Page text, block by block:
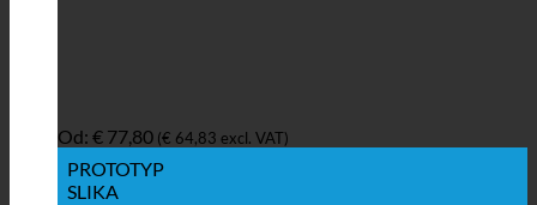
Od: € 77,80 (€ 64,83 excl. VAT)
PROTOTYP
SLIKA